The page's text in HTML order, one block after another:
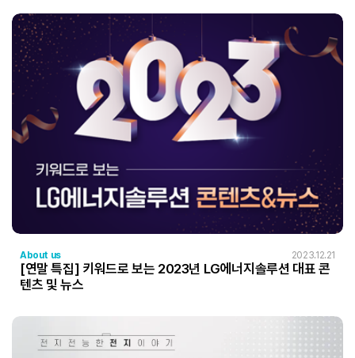
About us 2023.12.21
[연말 특집] 키워드로 보는 2023년 LG에너지솔루션 대표 콘
텐츠 및 뉴스